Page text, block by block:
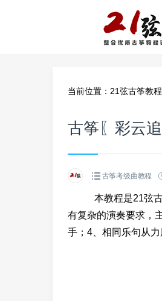
当前位置： 21弦古筝教
古筝〖彩云
古筝考级曲教程
本教程是21弦古筝
有复杂的演奏要求，
手；4、相同乐句从力